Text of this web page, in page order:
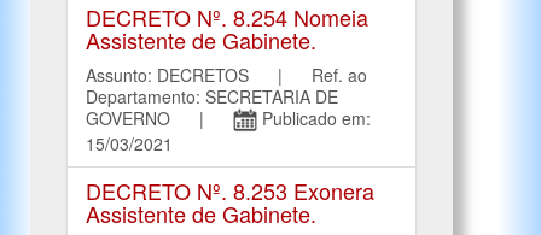
DECRETO Nº. 8.254 Nomeia
Assistente de Gabinete.
Assunto: DECRETOS | Ref. ao
Departamento: SECRETARIA DE
GOVERNO |
Publicado em:
15/03/2021
DECRETO Nº. 8.253 Exonera
Assistente de Gabinete.